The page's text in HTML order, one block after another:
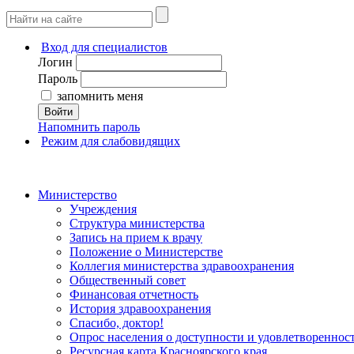
Вход для специалистов
Логин
Пароль
запомнить меня
Войти
Напомнить пароль
Режим для слабовидящих
Министерство
Учреждения
Структура министерства
Запись на прием к врачу
Положение о Министерстве
Коллегия министерства здравоохранения
Общественный совет
Финансовая отчетность
История здравоохранения
Спасибо, доктор!
Опрос населения о доступности и
Ресурсная карта Красноярского края